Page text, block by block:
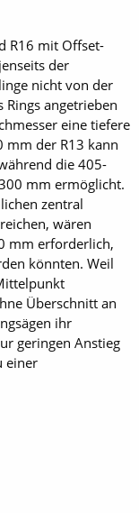
R16 mit Offset-
der
nicht von der
Rings angetrieben
eine tiefere
mm der R13 kann
die 405-
mm ermöglicht.
zentral
wären
mm erforderlich,
könnten. Weil
Überschnitt an
ihr
geringen Anstieg
einer